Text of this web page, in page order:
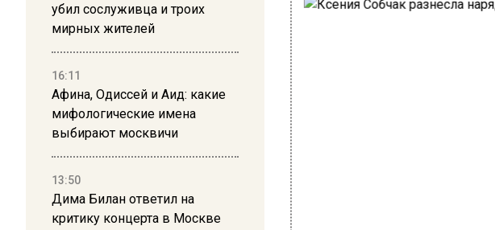
убил сослуживца и троих
мирных жителей
16:11
Афина, Одиссей и Аид: какие
мифологические имена
выбирают москвичи
13:50
Дима Билан ответил на
критику концерта в Москве